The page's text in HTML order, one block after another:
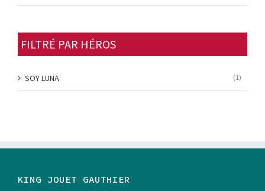
FILTRÉ PAR HÉROS
SOY LUNA (1)
KING JOUET GAUTHIER